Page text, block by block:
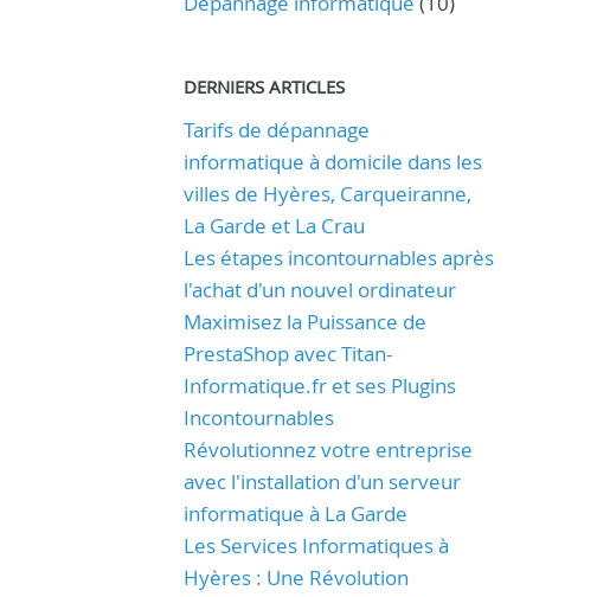
DERNIERS ARTICLES
Tarifs de dépannage
informatique à domicile dans les
villes de Hyères, Carqueiranne,
La Garde et La Crau
Les étapes incontournables après
l'achat d'un nouvel ordinateur
Maximisez la Puissance de
PrestaShop avec Titan-
Informatique.fr et ses Plugins
Incontournables
Révolutionnez votre entreprise
avec l'installation d'un serveur
informatique à La Garde
Les Services Informatiques à
Hyères : Une Révolution